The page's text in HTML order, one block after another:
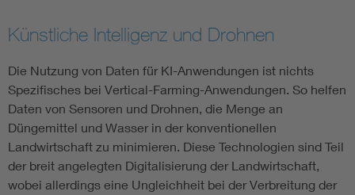
Künstliche Intelligenz und Drohnen
Die Nutzung von Daten für KI-Anwendungen ist nichts
Spezifisches bei Vertical-Farming-Anwendungen. So helfen
Daten von Sensoren und Drohnen, die Menge an
Düngemittel und Wasser in der konventionellen
Landwirtschaft zu minimieren. Diese Technologien sind Teil
der breit angelegten Digitalisierung der Landwirtschaft,
wobei allerdings eine Ungleichheit bei der Verbreitung der